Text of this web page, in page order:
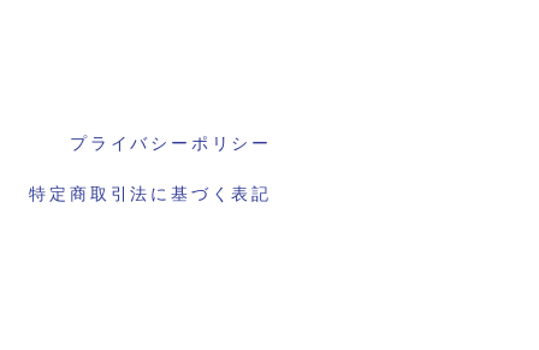
プライバシーポリシー
特定商取引法に基づく表記